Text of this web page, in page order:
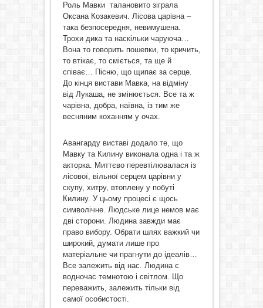
Роль Мавки талановито зіграла
Оксана Козакевич. Лісова царівна –
така безпосередня, невимушена.
Трохи дика та наскільки чаруюча…
Вона то говорить пошепки, то кричить,
то втікає, то сміється, та ще й
співає… Пісню, що щипає за серце.
До кінця вистави Мавка, на відміну
від Лукаша, не змінюється. Все та ж
чарівна, добра, наївна, із тим же
весняним коханням у очах.
Авангарду виставі додало те, що
Мавку та Килину виконала одна і та ж
акторка. Миттєво перевтілювалася із
лісової, вільної серцем царівни у
скупу, хитру, втоплену у побуті
Килину. У цьому процесі є щось
символічне. Людське лице немов має
дві сторони. Людина завжди має
право вибору. Обрати шлях важкий чи
широкий, думати лише про
матеріальне чи прагнути до ідеалів…
Все залежить від нас. Людина є
водночас темнотою і світлом. Що
переважить, залежить тільки від
самої особистості.